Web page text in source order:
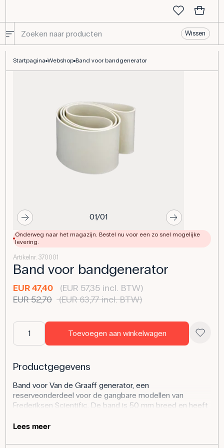
Wissen
Startpagina Webshop Band voor bandgenerator
01/01
Onderweg naar het magazijn. Bestel nu voor een zo snel mogelijke
levering.
Artikelnr. 370001
Band voor bandgenerator
EUR 47,40
(EUR 57,35 incl. BTW)
EUR 52,70 (EUR 63,77 incl. BTW)
Toevoegen aan winkelwagen
Productgegevens
Band voor Van de Graaff generator, een
reserveonderdeel voor de gangbare modellen van
Frederiksen Scientific. De band is 50 mm breed en heeft
wordt uitgerekt zodat de afgewerkte band dubbel is en
mm.
Lees meer